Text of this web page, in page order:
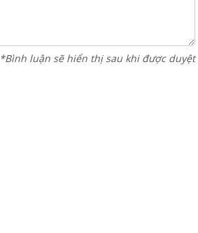
*Bình luận sẽ hiển thị sau khi được duyệt